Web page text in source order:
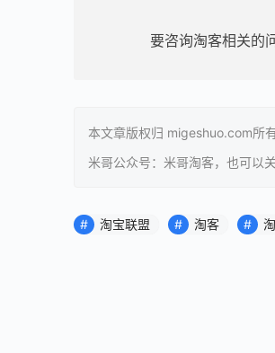
要咨询淘客相关的
本文章版权归 migeshuo.com所
米哥公众号：米哥淘客，也可以
淘宝联盟 淘客